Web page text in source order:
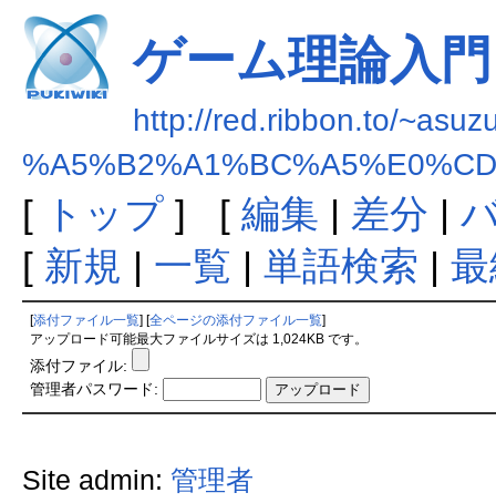
ゲーム理論入門
http://red.ribbon.to/
[ トップ] [ 編集 | 差分 |
[ 新規 | 一覧 | 単語検索 |
添付ファイル一覧 全ページの添付ファイル一覧
アップロード可能最大ファイルサイズは 1,024KB です。
添付ファイル:
管理者パスワード:
Site admin: 管理者